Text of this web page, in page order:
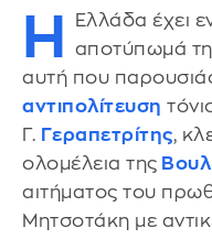
Η
Ελλάδα έχει
αποτύπωμά
αυτή που
αντιπολίτευση
Γ. Γεραπετρίτης,
ολομέλεια της
αιτήματος του
Μητσοτάκη με